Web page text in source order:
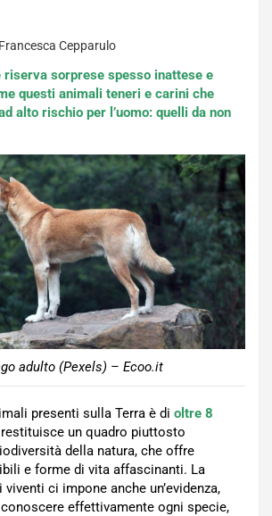
Francesca Cepparulo
riserva sorprese spesso inattese e
questi animali teneri e carini che
alto rischio per l’uomo: quelli da non
adulto (Pexels) – Ecoo.it
presenti sulla Terra è di oltre 8
un quadro piuttosto
della natura, che offre
e forme di vita affascinanti. La
ci impone anche un’evidenza,
effettivamente ogni specie,